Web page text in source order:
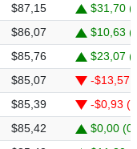
$87,15
$31,70
$86,07
$10,63
$85,76
$23,07
$85,07
-$13,57
$85,39
-$0,93 (-
$85,42
$0,00